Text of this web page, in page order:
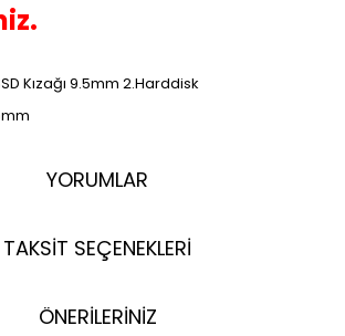
Kızağı 9.5mm 2.Harddisk
YORUMLAR
TAKSİT SEÇENEKLERİ
ÖNERİLERİNİZ